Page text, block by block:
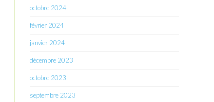
octobre 2024
février 2024
janvier 2024
décembre 2023
octobre 2023
septembre 2023